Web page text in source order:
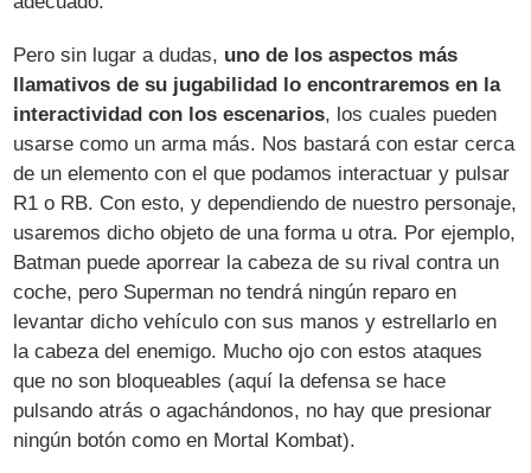
Pero sin lugar a dudas, uno de los aspectos más
llamativos de su jugabilidad lo encontraremos en la
interactividad con los escenarios, los cuales pueden
usarse como un arma más. Nos bastará con estar cerca
de un elemento con el que podamos interactuar y pulsar
R1 o RB. Con esto, y dependiendo de nuestro personaje,
usaremos dicho objeto de una forma u otra. Por ejemplo,
Batman puede aporrear la cabeza de su rival contra un
coche, pero Superman no tendrá ningún reparo en
levantar dicho vehículo con sus manos y estrellarlo en
la cabeza del enemigo. Mucho ojo con estos ataques
que no son bloqueables (aquí la defensa se hace
pulsando atrás o agachándonos, no hay que presionar
ningún botón como en Mortal Kombat).